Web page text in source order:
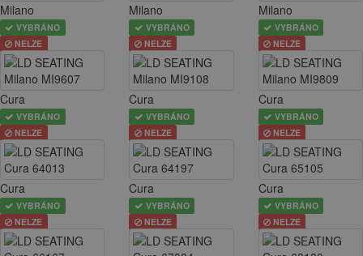
Milano
VYBRÁNO
NELZE
Milano
VYBRÁNO
NELZE
Milano
VYBRÁNO
NELZE
Cura
VYBRÁNO
NELZE
Cura
VYBRÁNO
NELZE
Cura
VYBRÁNO
NELZE
Cura
VYBRÁNO
NELZE
Cura
VYBRÁNO
NELZE
Cura
VYBRÁNO
NELZE